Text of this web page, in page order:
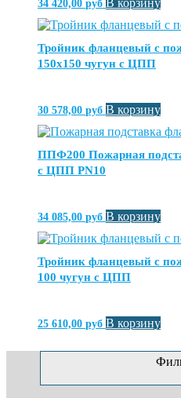
34 420,00 руб В корзину
Тройник фланцевый с
150х150 чугун с ЦПП
30 578,00 руб В корзину
ППФ200 Пожарная
с ЦПП PN10
34 085,00 руб В корзину
Тройник фланцевый с
100 чугун с ЦПП
25 610,00 руб В корзину